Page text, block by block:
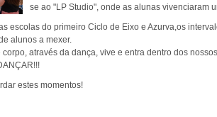
se ao "LP Studio", onde as alunas vivenciaram
escolas do primeiro Ciclo de Eixo e Azurva,os
alunos a mexer.
corpo, através da dança, vive e entra dentro dos
estes momentos!